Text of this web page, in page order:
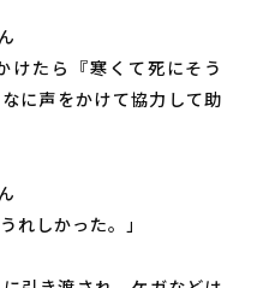
けたら『寒くて死にそう
に声をかけて協力して助
れしかった。」